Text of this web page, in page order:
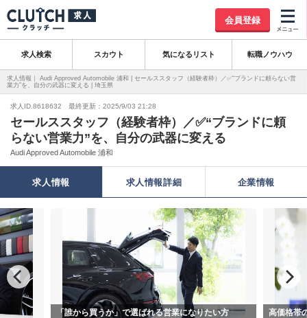
会員登録
求人検索 スカウト 気になるリスト 転職ノウハウ
求人情報｜ Audi Approved Automobile 浦和 | セールススタッフ（経験者枠）／✅“ブランドに頼らない営
業力”を、自分の武器に変える | 埼玉県
求人ID.8618632 最終更新：2025/9/03 21:28
セールススタッフ（経験者枠）／✅“ブランドに頼
らない営業力”を、自分の武器に変える
Audi Approved Automobile 浦和
求人情報 求人情報詳細 企業情報
「誰から買うか」で選ばれる営業になりたい方 高価格帯の商材を扱い